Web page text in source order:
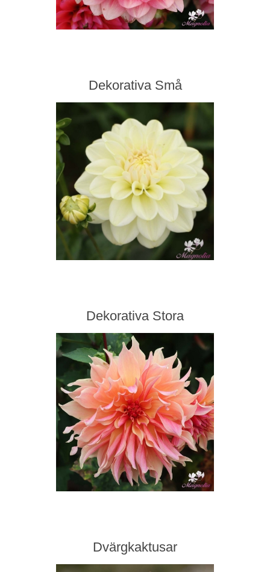
Dekorativa Små
Dekorativa Stora
Dvärgkaktusar